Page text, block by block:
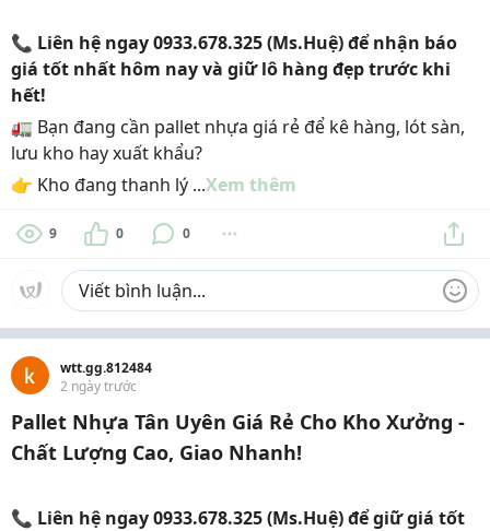
📞 Liên hệ ngay0933.678.325 (Ms.Huệ)để nhận báo
giá tốt nhất hôm nayvà giữ lô hàng đẹp trước khi
hết!
🚛 Bạn đang cần pallet nhựa giá rẻ để kê hàng, lót sàn,
lưu kho hay xuất khẩu?
👉 Kho đang thanh lý ...Xem thêm
9 0 0
wtt.gg.812484
2 ngày trước
Pallet Nhựa Tân Uyên Giá Rẻ Cho Kho Xưởng -
Chất Lượng Cao, Giao Nhanh!
📞 Liên hệ ngay0933.678.325 (Ms.Huệ)để giữ giá tốt